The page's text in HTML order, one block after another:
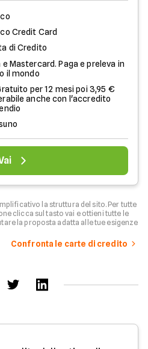
Credit Card
di Credito
e Mastercard. Paga e preleva in
il mondo
per 12 mesi poi 3,95 €
anche con l'accredito
la struttura del sito. Per tutte
clicca sul tasto vai e ottieni tutte le
la proposta adatta alle tue esigenze
Confronta le carte di credito